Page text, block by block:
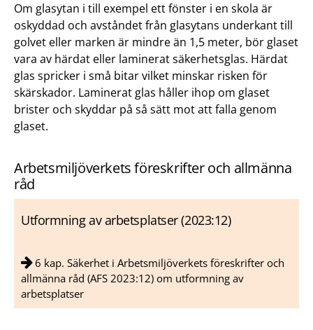
Om glasytan i till exempel ett fönster i en skola är
oskyddad och avståndet från glasytans underkant till
golvet eller marken är mindre än 1,5 meter, bör glaset
vara av härdat eller laminerat säkerhetsglas. Härdat
glas spricker i små bitar vilket minskar risken för
skärskador. Laminerat glas håller ihop om glaset
brister och skyddar på så sätt mot att falla genom
glaset.
Arbetsmiljöverkets föreskrifter och allmänna
råd
Utformning av arbetsplatser (2023:12)
6 kap. Säkerhet i Arbetsmiljöverkets föreskrifter och
allmänna råd (AFS 2023:12) om utformning av
arbetsplatser